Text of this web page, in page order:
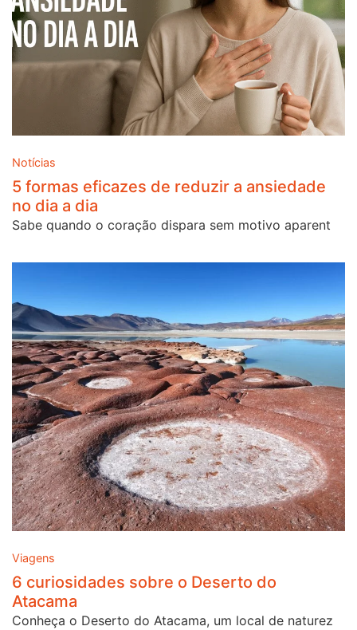
Notícias
5 formas eficazes de reduzir a ansiedade
no dia a dia
Sabe quando o coração dispara sem motivo aparent
Viagens
6 curiosidades sobre o Deserto do
Atacama
Conheça o Deserto do Atacama, um local de naturez